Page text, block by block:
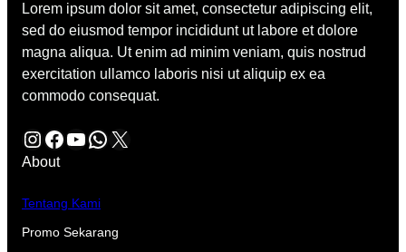
Lorem ipsum dolor sit amet, consectetur adipiscing elit,
sed do eiusmod tempor incididunt ut labore et dolore
magna aliqua. Ut enim ad minim veniam, quis nostrud
exercitation ullamco laboris nisi ut aliquip ex ea
commodo consequat.
Instagram Facebook YouTube WhatsApp X
About
Tentang Kami
Promo Sekarang